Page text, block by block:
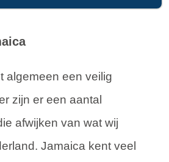
algemeen een veilig
zijn er een aantal
afwijken van wat wij
Jamaica kent veel